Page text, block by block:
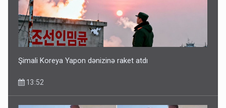
Şimali Koreya Yapon dənizinə raket atdı
13:52